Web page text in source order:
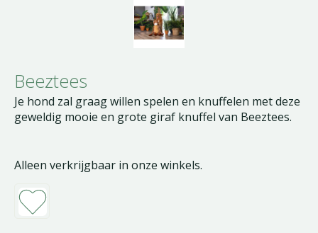
Beeztees
Je hond zal graag willen spelen en knuffelen met deze
geweldig mooie en grote giraf knuffel van Beeztees.
Alleen verkrijgbaar in onze winkels.